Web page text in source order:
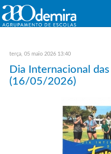
terça, 05 maio 2026 13:40
Dia Internacional das
(16/05/2026)